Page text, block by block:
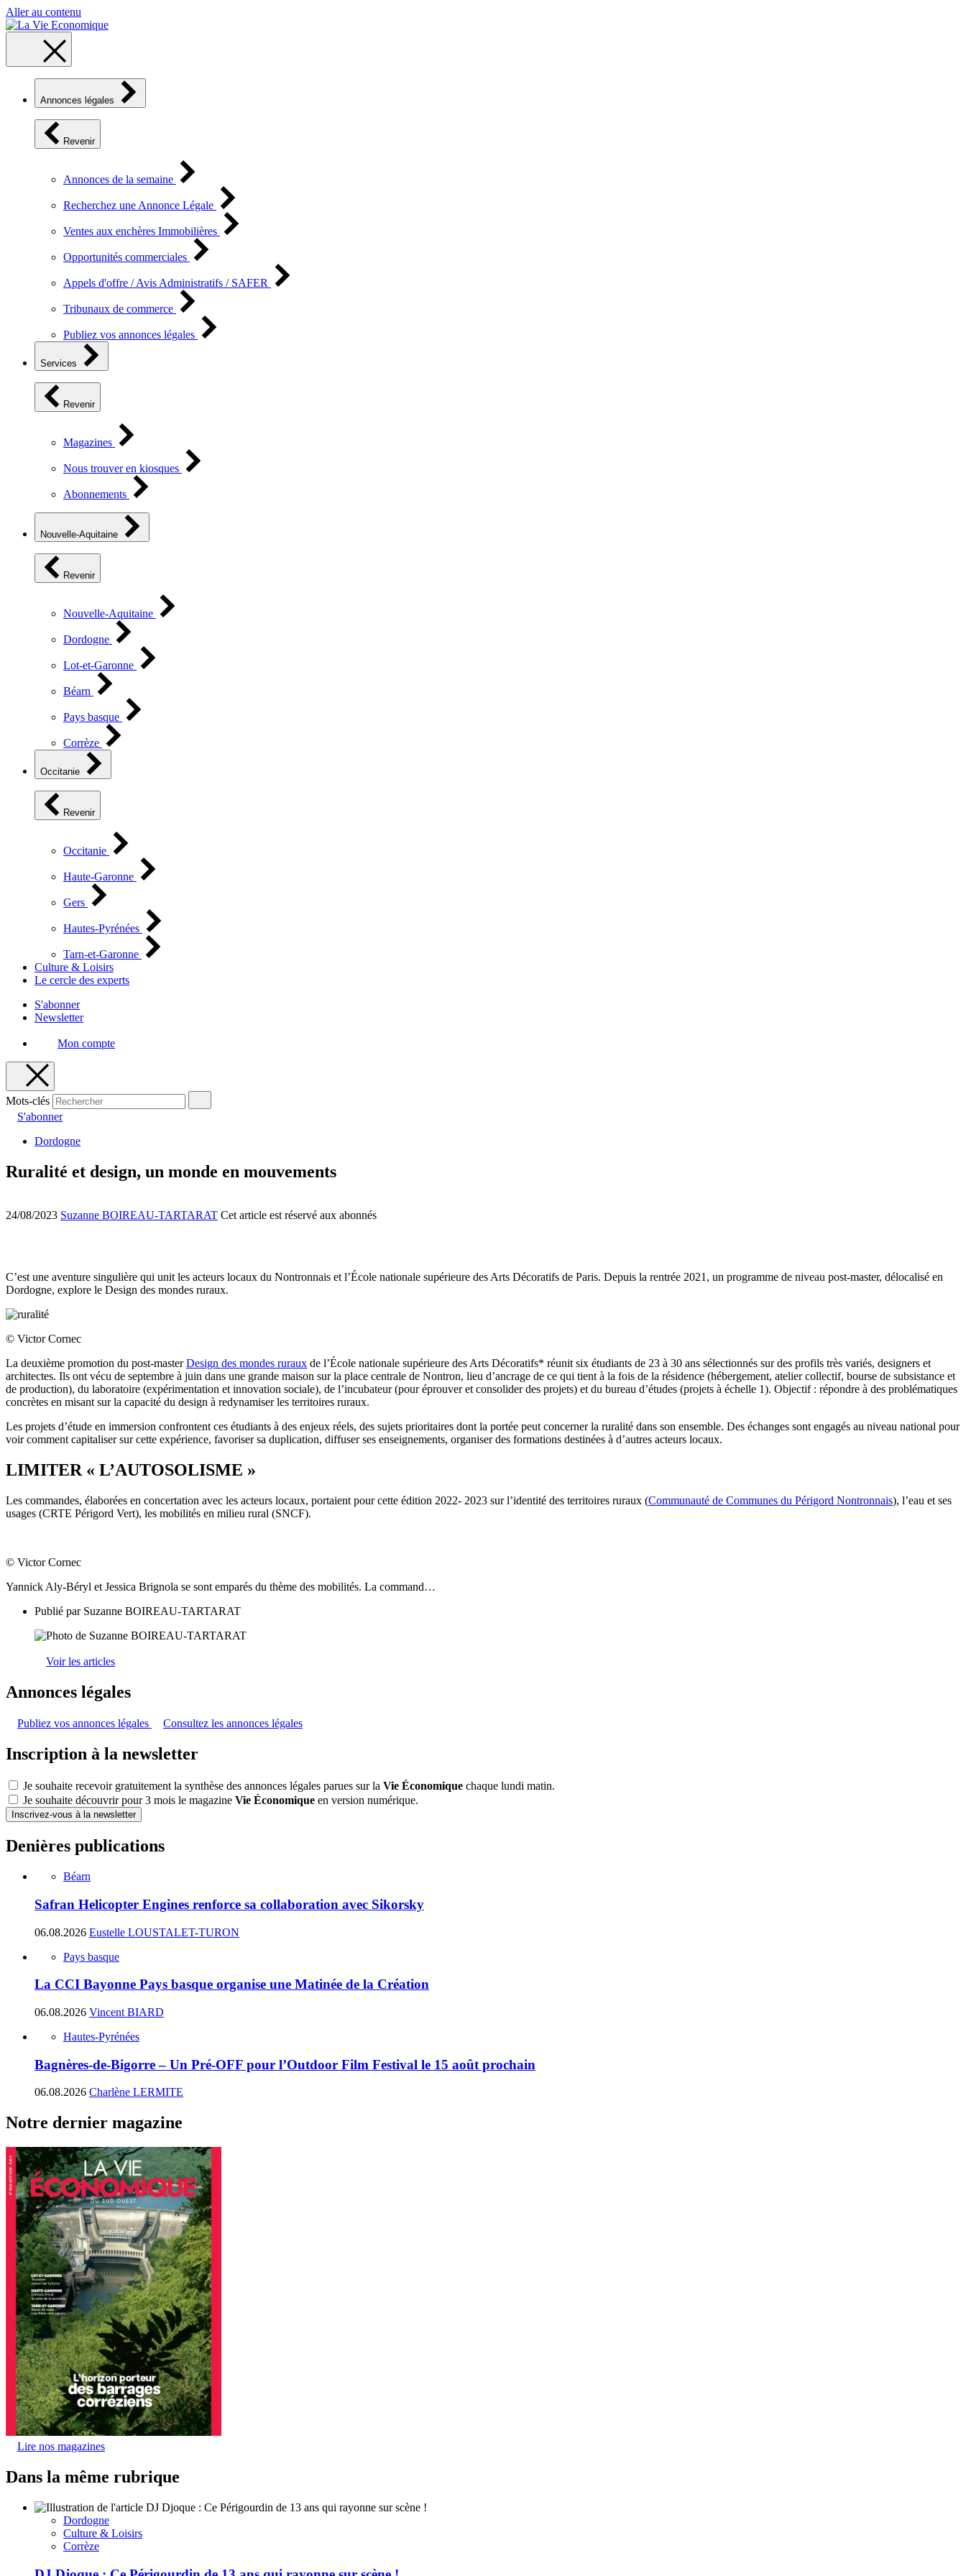
Aller au contenu
Annonces légales
Revenir
Annonces de la semaine
Recherchez une Annonce Légale
Ventes aux enchères Immobilières
Opportunités commerciales
Appels d'offre / Avis Administratifs / SAFER
Tribunaux de commerce
Publiez vos annonces légales
Services
Revenir
Magazines
Nous trouver en kiosques
Abonnements
Nouvelle-Aquitaine
Revenir
Nouvelle-Aquitaine
Dordogne
Lot-et-Garonne
Béarn
Pays basque
Corrèze
Occitanie
Revenir
Occitanie
Haute-Garonne
Gers
Hautes-Pyrénées
Tarn-et-Garonne
Culture & Loisirs
Le cercle des experts
S'abonner
Newsletter
Mon compte
Mots-clés
S'abonner
Dordogne
Ruralité et design, un monde en mouvements
24/08/2023 Suzanne BOIREAU-TARTARAT Cet article est réservé aux abonnés
C’est une aventure singulière qui unit les acteurs locaux du Nontronnais et l’École nationale supérieure des Arts Décoratifs de Paris. Depuis la rentrée 2021, un programme de niveau post-master, délocalisé en
Dordogne, explore le Design des mondes ruraux.
© Victor Cornec
La deuxième promotion du post-masterDesign des mondes ruraux de l’École nationale supérieure des Arts Décoratifs* réunit six étudiants de 23 à 30 ans sélectionnés sur des profils très variés, designers et
architectes. Ils ont vécu de septembre à juin dans une grande maison sur la place centrale de Nontron, lieu d’ancrage de ce qui tient à la fois de la résidence (hébergement, atelier collectif, bourse de subsistance et
de production), du laboratoire (expérimentation et innovation sociale), de l’incubateur (pour éprouver et consolider des projets) et du bureau d’études (projets à échelle 1). Objectif : répondre à des problématiques
concrètes en misant sur la capacité du design à redynamiser les territoires ruraux.
Les projets d’étude en immersion confrontent ces étudiants à des enjeux réels, des sujets prioritaires dont la portée peut concerner la ruralité dans son ensemble. Des échanges sont engagés au niveau national pour
voir comment capitaliser sur cette expérience, favoriser sa duplication, diffuser ses enseignements, organiser des formations destinées à d’autres acteurs locaux.
LIMITER « L’AUTOSOLISME »
Les commandes, élaborées en concertation avec les acteurs locaux, portaient pour cette édition 2022- 2023 sur l’identité des territoires ruraux (Communauté de Communes du Périgord Nontronnais), l’eau et ses
usages (CRTE Périgord Vert), les mobilités en milieu rural (SNCF).
© Victor Cornec
Yannick Aly-Béryl et Jessica Brignola se sont emparés du thème des mobilités. La command…
Publié par Suzanne BOIREAU-TARTARAT
Voir les articles
Annonces légales
Publiez vos annonces légales Consultez les annonces légales
Inscription à la newsletter
Je souhaite recevoir gratuitement la synthèse des annonces légales parues sur la Vie Économique chaque lundi matin.
Je souhaite découvrir pour 3 mois le magazine Vie Économique en version numérique.
Inscrivez-vous à la newsletter
Denières publications
Béarn
Safran Helicopter Engines renforce sa collaboration avec Sikorsky
06.08.2026 Eustelle LOUSTALET-TURON
Pays basque
La CCI Bayonne Pays basque organise une Matinée de la Création
06.08.2026 Vincent BIARD
Hautes-Pyrénées
Bagnères-de-Bigorre – Un Pré-OFF pour l’Outdoor Film Festival le 15 août prochain
06.08.2026 Charlène LERMITE
Notre dernier magazine
Lire nos magazines
Dans la même rubrique
Dordogne
Culture & Loisirs
Corrèze